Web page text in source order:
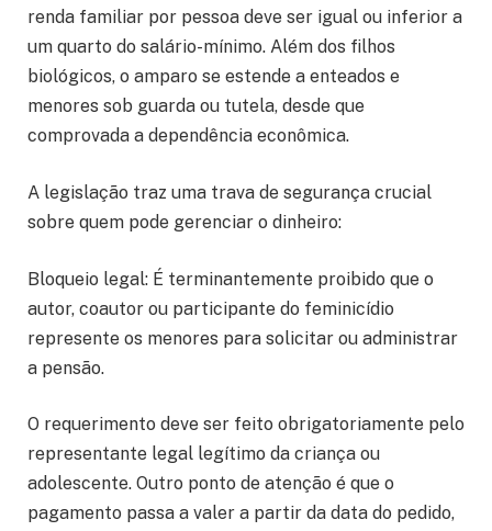
renda familiar por pessoa deve ser igual ou inferior a
um quarto do salário-mínimo. Além dos filhos
biológicos, o amparo se estende a enteados e
menores sob guarda ou tutela, desde que
comprovada a dependência econômica.
A legislação traz uma trava de segurança crucial
sobre quem pode gerenciar o dinheiro:
Bloqueio legal: É terminantemente proibido que o
autor, coautor ou participante do feminicídio
represente os menores para solicitar ou administrar
a pensão.
O requerimento deve ser feito obrigatoriamente pelo
representante legal legítimo da criança ou
adolescente. Outro ponto de atenção é que o
pagamento passa a valer a partir da data do pedido,